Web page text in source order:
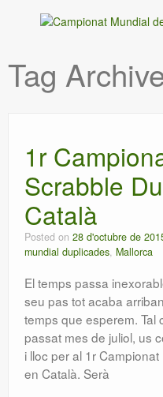
Tag
1r
Scrabble
Català
Posted on 28 d'octubre de
mundial duplicades, Mallorca
El temps passa
seu pas tot acaba
temps que esperem. Tal
passat mes de juliol, us
i lloc per al 1r
en Català. Serà